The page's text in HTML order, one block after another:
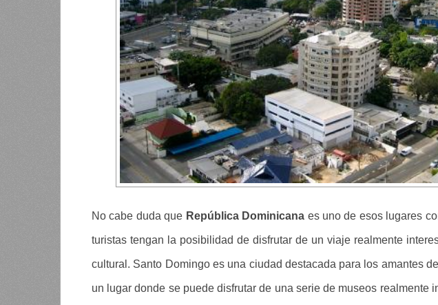
No cabe duda que República Dominicana es uno de esos lugares
turistas tengan la posibilidad de disfrutar de un viaje realmente
cultural. Santo Domingo es una ciudad destacada para los amantes
un lugar donde se puede disfrutar de una serie de museos realmente